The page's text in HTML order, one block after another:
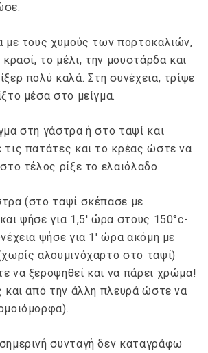
με τους χυμούς των πορτοκαλιών,
το μέλι, την μουστάρδα και
πολύ καλά. Στη συνέχεια, τρίψε
μέσα στο μείγμα.
στη γάστρα ή στο ταψί και
τις πατάτες και το κρέας ώστε να
τέλος ρίξε το ελαιόλαδο.
(στο ταψί σκέπασε με
ψήσε για 1,5′ ώρα στους 150°c-
ψήσε για 1′ ώρα ακόμη με
αλουμινόχαρτο στο ταψί)
να ξεροψηθεί και να πάρει χρώμα!
και από την άλλη πλευρά ώστε να
συνταγή δεν καταγράφω